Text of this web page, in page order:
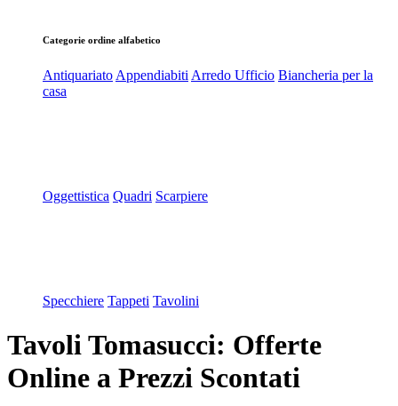
Categorie ordine alfabetico
Antiquariato Appendiabiti Arredo Ufficio Biancheria per la
casa
Oggettistica Quadri Scarpiere
Specchiere Tappeti Tavolini
Tavoli Tomasucci: Offerte
Online a Prezzi Scontati